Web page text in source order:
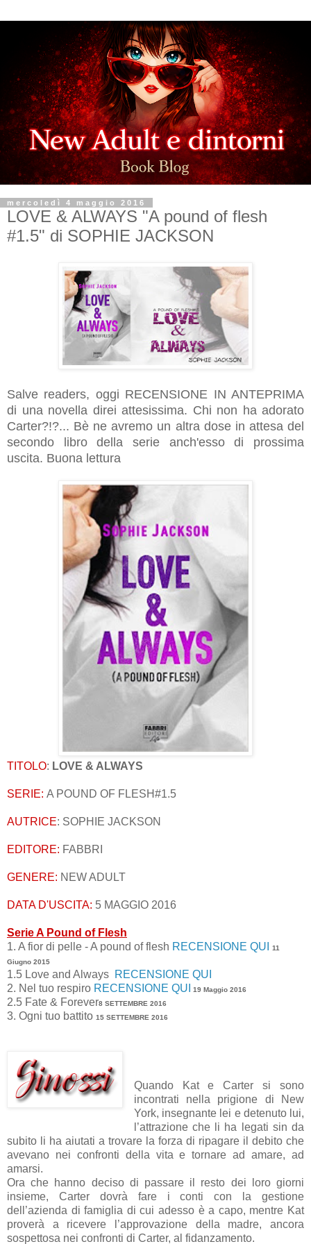
mercoledì 4 maggio 2016
LOVE & ALWAYS "A pound of flesh
#1.5" di SOPHIE JACKSON
Salve readers, oggi RECENSIONE IN ANTEPRIMA
di una novella direi attesissima. Chi non ha adorato
Carter?!?... Bè ne avremo un altra dose in attesa del
secondo libro della serie anch'esso di prossima
uscita. Buona lettura
TITOLO: LOVE & ALWAYS
SERIE: A POUND OF FLESH#1.5
AUTRICE: SOPHIE JACKSON
EDITORE: FABBRI
GENERE: NEW ADULT
DATA D'USCITA: 5 MAGGIO 2016
Serie A Pound of Flesh
1. A fior di pelle - A pound of flesh RECENSIONE QUI
11
Giugno 2015
1.5 Love and Always RECENSIONE QUI
2. Nel tuo respiro RECENSIONE QUI 19 Maggio 2016
2.5 Fate & Forever8 SETTEMBRE 2016
3. Ogni tuo battito 15 SETTEMBRE 2016
Quando Kat e Carter si sono
incontrati nella prigione di New
York, insegnante lei e detenuto lui,
l’attrazione che li ha legati sin da
subito li ha aiutati a trovare la forza di ripagare il debito che
avevano nei confronti della vita e tornare ad amare, ad
amarsi.
Ora che hanno deciso di passare il resto dei loro giorni
insieme, Carter dovrà fare i conti con la gestione
dell’azienda di famiglia di cui adesso è a capo, mentre Kat
proverà a ricevere l’approvazione della madre, ancora
sospettosa nei confronti di Carter, al fidanzamento.